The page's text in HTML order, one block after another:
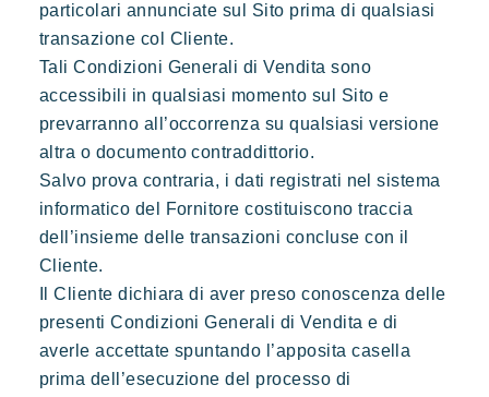
Scoprire Riviera Villages
L'esperienza Rivera Villages
L'arte dell'ospitalità
L'atmosfera dei villaggi
Vivere la Riviera
Divertirsi in famiglia
Prendersi il tempo
particolari annunciate sul Sito prima di qualsiasi
transazione col Cliente.
Tali Condizioni Generali di Vendita sono
accessibili in qualsiasi momento sul Sito e
prevarranno all’occorrenza su qualsiasi versione
altra o documento contraddittorio.
Salvo prova contraria, i dati registrati nel sistema
informatico del Fornitore costituiscono traccia
dell’insieme delle transazioni concluse con il
Cliente.
Il Cliente dichiara di aver preso conoscenza delle
presenti Condizioni Generali di Vendita e di
averle accettate spuntando l’apposita casella
prima dell’esecuzione del processo di